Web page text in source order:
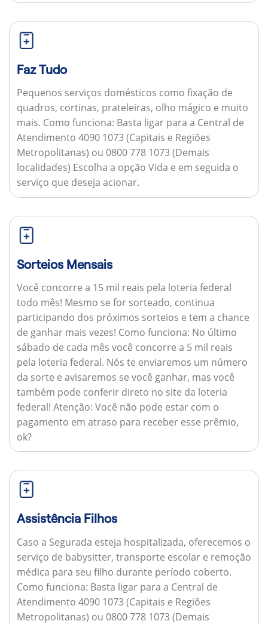
Faz Tudo
Pequenos serviços domésticos como fixação de
quadros, cortinas, prateleiras, olho mágico e muito
mais. Como funciona: Basta ligar para a Central de
Atendimento 4090 1073 (Capitais e Regiões
Metropolitanas) ou 0800 778 1073 (Demais
localidades) Escolha a opção Vida e em seguida o
serviço que deseja acionar.
Sorteios Mensais
Você concorre a 15 mil reais pela loteria federal
todo mês! Mesmo se for sorteado, continua
participando dos próximos sorteios e tem a chance
de ganhar mais vezes! Como funciona: No último
sábado de cada mês você concorre a 5 mil reais
pela loteria federal. Nós te enviaremos um número
da sorte e avisaremos se você ganhar, mas você
também pode conferir direto no site da loteria
federal! Atenção: Você não pode estar com o
pagamento em atraso para receber esse prêmio,
ok?
Assistência Filhos
Caso a Segurada esteja hospitalizada, oferecemos o
serviço de babysitter, transporte escolar e remoção
médica para seu filho durante período coberto.
Como funciona: Basta ligar para a Central de
Atendimento 4090 1073 (Capitais e Regiões
Metropolitanas) ou 0800 778 1073 (Demais